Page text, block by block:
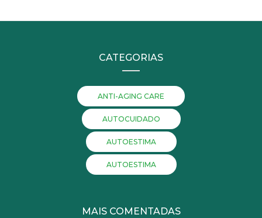
CATEGORIAS
ANTI-AGING CARE
AUTOCUIDADO
AUTOESTIMA
AUTOESTIMA
MAIS COMENTADAS